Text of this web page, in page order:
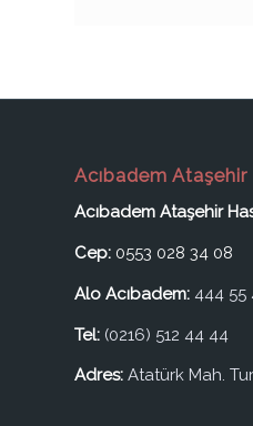
Acıbadem
Acıbadem Ataşehir
Cep: 0553 028 34 08
Alo Acıbadem: 444 55
Tel: (0216) 512 44 44
Adres: Atatürk Mah.